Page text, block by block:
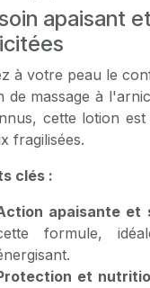
apaisant
à votre peau le
de massage à
cette lotion
fragilisées.
clés :
apaisante et
formule,
et